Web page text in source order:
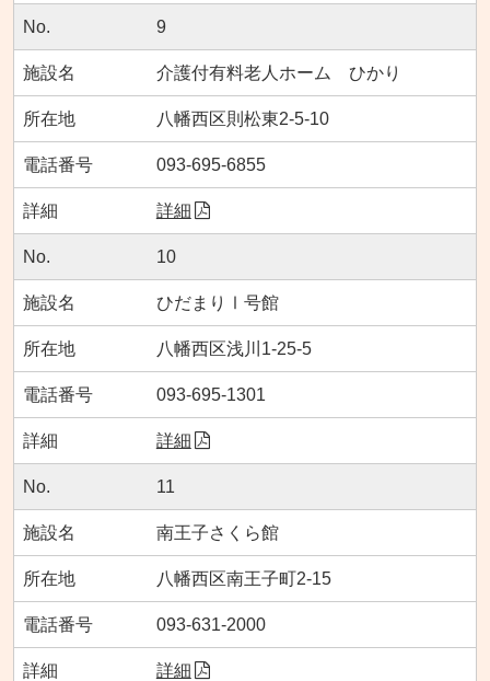
9
介護付有料老人ホーム ひかり
八幡西区則松東2-5-10
093-695-6855
詳細
10
ひだまりⅠ号館
八幡西区浅川1-25-5
093-695-1301
詳細
11
南王子さくら館
八幡西区南王子町2-15
093-631-2000
詳細